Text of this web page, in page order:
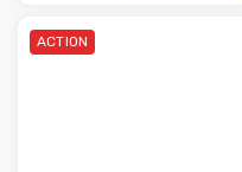
ACTION